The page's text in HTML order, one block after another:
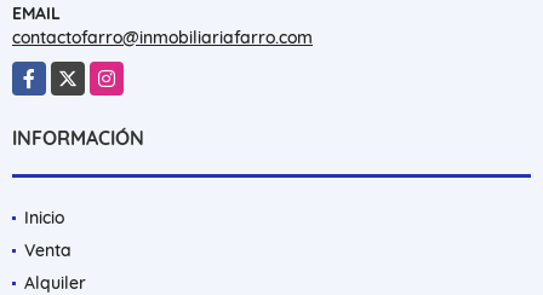
EMAIL
contactofarro@inmobiliariafarro.com
Facebook
X Instagram
INFORMACIÓN
Inicio
Venta
Alquiler